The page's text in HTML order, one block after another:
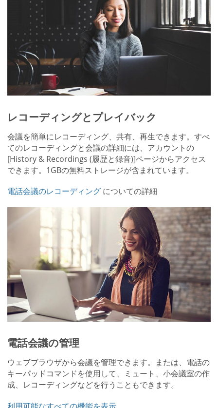
レコーディングとプレイバック
会議を簡単にレコーディング、共有、再生できます。すべ
てのレコーディングと会議の詳細には、アカウントの
[History & Recordings (履歴と録音)]ページからアクセス
できます。1GBの無料ストレージが含まれています。
電話会議のレコーディング についての詳細
電話会議の管理
ウェブブラウザから会議を管理できます。または、電話の
キーパッドコマンドを使用して、ミュート、小会議室の作
成、レコーディングなどを行うこともできます。